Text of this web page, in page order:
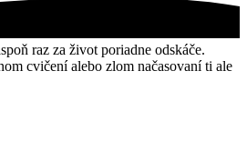
raz za život poriadne odskáče.
cvičení alebo zlom načasovaní ti ale